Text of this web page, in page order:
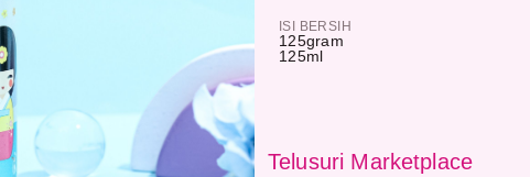
ISI BERSIH
125gram
125ml
Telusuri Marketplace